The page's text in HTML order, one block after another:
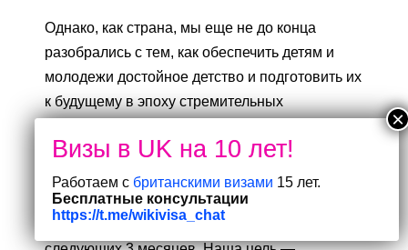
Однако, как страна, мы еще не до конца
разобрались с тем, как обеспечить детям и
молодежи достойное детство и подготовить их
к будущему в эпоху стремительных
разговор и начинает наше правительство, как
в рамках данной консультации, так и
посредством серии структурированных встреч
с родителями, детьми и экспертами в течение
Работаем с британскими визами 15 лет.
Бесплатные консультации
https://t.me/wikivisa_chat